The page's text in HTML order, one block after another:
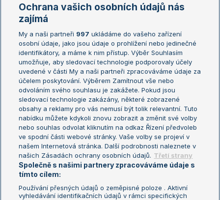
Žebříčky
Žebříček ATP (muži)
Žebříček WTA (ženy)
Sázkařský žebříček
Australian Open
French Open
Wimbledon
US Open
Turnaj mistrů
Turnaj mistryň
Aktualní trendy
Fotbalové přestupy
Livesport Daily
LS Prague Open
Ochrana vašich osobních údajů nás
zajímá
My a naši partneři 997 ukládáme do vašeho zařízení
osobní údaje, jako jsou údaje o prohlížení nebo jedinečné
identifikátory, a máme k nim přístup. Výběr Souhlasím
umožňuje, aby sledovací technologie podporovaly účely
uvedené v části My a naši partneři zpracováváme údaje za
účelem poskytování. Výběrem Zamítnout vše nebo
odvoláním svého souhlasu je zakážete. Pokud jsou
sledovací technologie zakázány, některé zobrazené
obsahy a reklamy pro vás nemusí být tolik relevantní. Tuto
nabídku můžete kdykoli znovu zobrazit a změnit své volby
nebo souhlas odvolat kliknutím na odkaz Řízení předvoleb
ve spodní části webové stránky. Vaše volby se projeví v
našem Internetová stránka. Další podrobnosti naleznete v
našich Zásadách ochrany osobních údajů. Třetí strany
Společně s našimi partnery zpracováváme údaje s
tímto cílem:
Používání přesných údajů o zeměpisné poloze . Aktivní
vyhledávání identifikačních údajů v rámci specifických